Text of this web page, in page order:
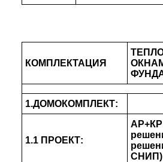
КОМПЛЕКТАЦИЯ
1.ДОМОКОМПЛЕКТ:
1.1 ПРОЕКТ:
АР+КР
СНИП)